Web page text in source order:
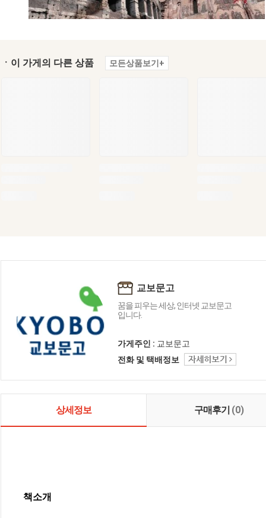
ㆍ이 가게의 다른 상품 모든상품보기+
교보문고
꿈을 피우는 세상, 인터넷 교보문고
입니다.
가게주인 : 교보문고
전화 및 택배정보
상세정보 구매후기 (0)
책소개